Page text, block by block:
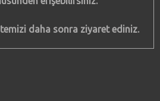
daha sonra ziyaret ediniz.